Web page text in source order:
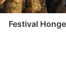
Festival